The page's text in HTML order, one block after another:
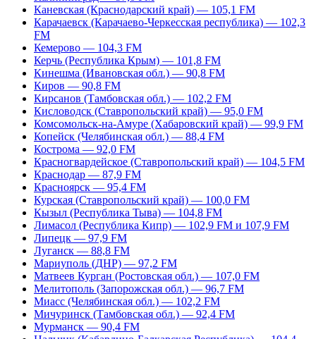
Каневская (Краснодарский край) — 105,1 FM
Карачаевск (Карачаево-Черкесская республика) — 102,3
FM
Кемерово — 104,3 FM
Керчь (Республика Крым) — 101,8 FM
Кинешма (Ивановская обл.) — 90,8 FM
Киров — 90,8 FM
Кирсанов (Тамбовская обл.) — 102,2 FM
Кисловодск (Ставропольский край) — 95,0 FM
Комсомольск-на-Амуре (Хабаровский край) — 99,9 FM
Копейск (Челябинская обл.) — 88,4 FM
Кострома — 92,0 FM
Красногвардейское (Ставропольский край) — 104,5 FM
Краснодар — 87,9 FM
Красноярск — 95,4 FM
Курская (Ставропольский край) — 100,0 FM
Кызыл (Республика Тыва) — 104,8 FM
Лимасол (Республика Кипр) — 102,9 FM и 107,9 FM
Липецк — 97,9 FM
Луганск — 88,8 FM
Мариуполь (ДНР) — 97,2 FM
Матвеев Курган (Ростовская обл.) — 107,0 FM
Мелитополь (Запорожская обл.) — 96,7 FM
Миасс (Челябинская обл.) — 102,2 FM
Мичуринск (Тамбовская обл.) — 92,4 FM
Мурманск — 90,4 FM